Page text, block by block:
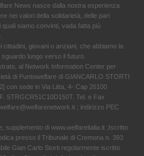
News nasce dalla nostra esperienza
nei valori della solidarietà, delle pari
siamo convinti, vada fatta più
cittadini, giovani o anziani, che abbiamo la
lungo verso il futuro.
al Network Information Center per
di Puntowelfare di GIANCARLO STORTI
con sede in Via Litta, 4- Cap 26100
STRGCR51C10D150T. Tel. e Fax
; indirizzo PEC
supplemento di www.welfareitalia.it ,Iscritto
presso il Tribunale di Cremona n. 393
Gian Carlo Storti regolarmente iscritto